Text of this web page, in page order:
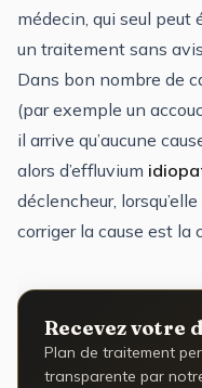
médecin, qui seul peut
un traitement sans
Dans bon nombre de
(par exemple un
il arrive qu’aucune
alors d’effluvium
déclencheur,
corriger la cause est la
Recevez votre
Plan de traitement
transparente par